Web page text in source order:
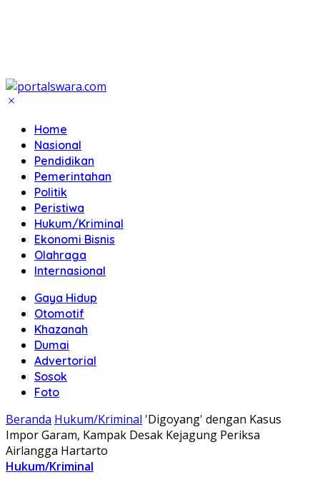
Home
Nasional
Pendidikan
Pemerintahan
Politik
Peristiwa
Hukum/Kriminal
Ekonomi Bisnis
Olahraga
Internasional
Gaya Hidup
Otomotif
Khazanah
Dumai
Advertorial
Sosok
Foto
Beranda Hukum/Kriminal 'Digoyang' dengan Kasus
Impor Garam, Kampak Desak Kejagung Periksa
Airlangga Hartarto
Hukum/Kriminal